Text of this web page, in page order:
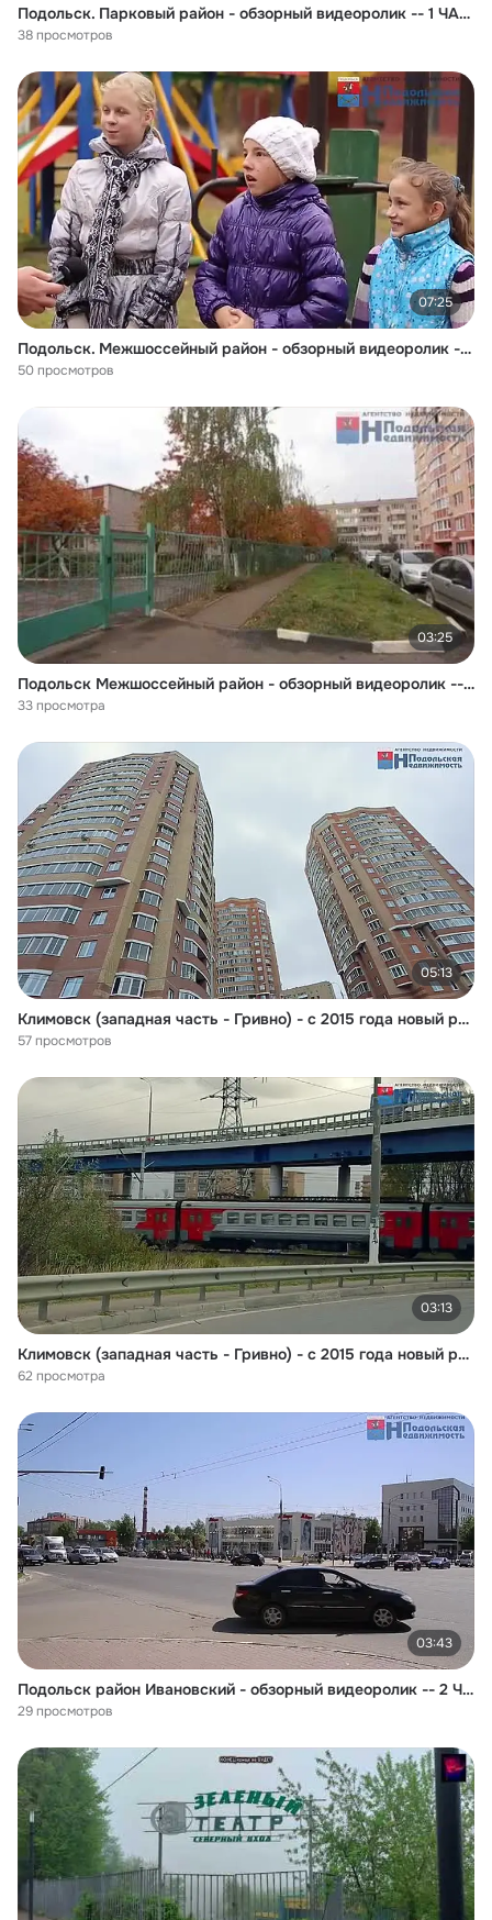
Подольск. Парковый район - обзорный видеоролик -- 1 ЧАСТЬ
38 просмотров
07:25
Подольск. Межшоссейный район - обзорный видеоролик -- 2 ЧАСТЬ
50 просмотров
03:25
Подольск Межшоссейный район - обзорный видеоролик -- 1 ЧАСТЬ
33 просмотра
05:13
Климовск (западная часть - Гривно) - с 2015 года новый район большого Подольска – 2 ЧАСТЬ
57 просмотров
03:13
Климовск (западная часть - Гривно) - с 2015 года новый район большого Подольска – 1 ЧАСТЬ
62 просмотра
03:43
Подольск район Ивановский - обзорный видеоролик -- 2 ЧАСТЬ
29 просмотров